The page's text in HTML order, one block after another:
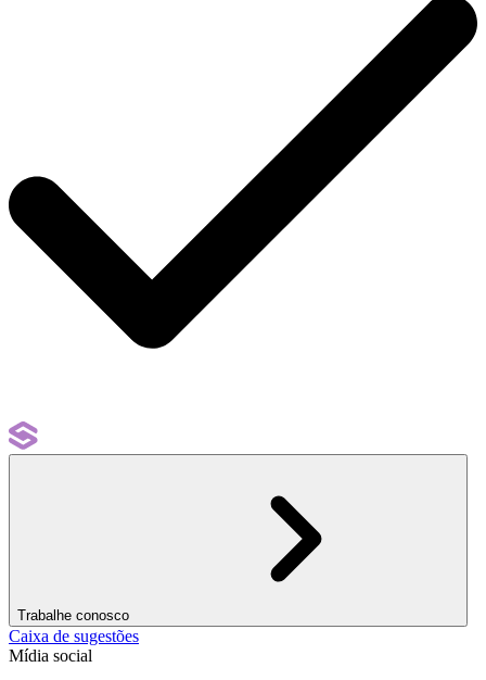
Trabalhe conosco
Caixa de sugestões
Mídia social